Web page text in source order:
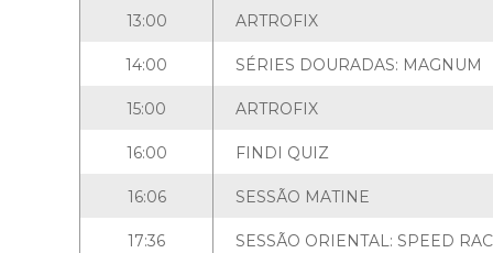
13:00 ARTROFIX
14:00 SÉRIES DOURADAS: MAGNUM
15:00 ARTROFIX
16:00 FINDI QUIZ
16:06 SESSÃO MATINE
17:36 SESSÃO ORIENTAL: SPEED